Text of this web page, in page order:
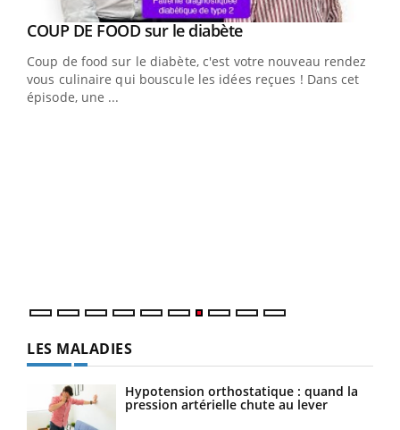
Youtube
COUP DE FOOD sur le diabèteYoutube
Coup de food sur le diabète, c'est votre nouveau rendez-
vous culinaire qui bouscule les idées reçues ! Dans cet
épisode, une ...
LES MALADIES
Hypotension orthostatique : quand la
pression artérielle chute au lever